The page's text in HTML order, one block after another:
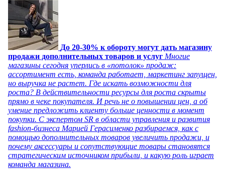
До 20-30% к обороту могут дать магазину
продажи дополнительных товаров и услуг Многие
магазины сегодня уперлись в «потолок» продаж:
ассортимент есть, команда работает, маркетинг запущен,
но выручка не растет. Где искать возможности для
роста? В действительности ресурсы для роста скрыты
прямо в чеке покупателя. И речь не о повышении цен, а об
умение предложить клиенту больше ценности в момент
покупки. С экспертом SR в области управления и развития
fashion-бизнеса Марией Герасименко разбираемся, как с
помощью дополнительных товаров увеличить продажи, и
почему аксессуары и сопутствующие товары становятся
стратегическим источником прибыли, и какую роль играет
команда магазина.